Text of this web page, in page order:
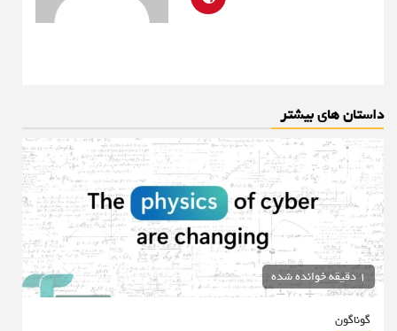
داستان های بیشتر
1 دقیقه خوانده شده
گوناگون